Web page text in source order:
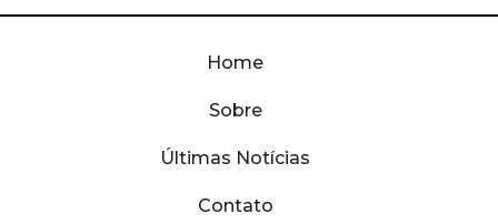
Home
Sobre
Últimas Notícias
Contato